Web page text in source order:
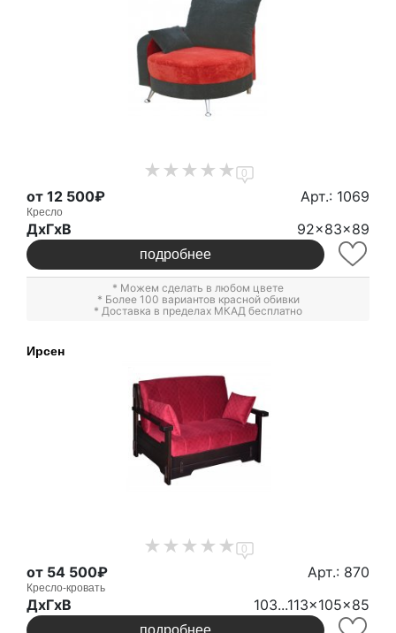
0
от 12 500₽ Арт.: 1069
Кресло
ДxГxВ 92x83x89
подробнее
* Можем сделать в любом цвете
* Более 100 вариантов красной обивки
* Доставка в пределах МКАД бесплатно
Ирсен
0
от 54 500₽ Арт.: 870
Кресло-кровать
ДxГxВ 103...113x105x85
подробнее